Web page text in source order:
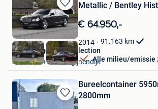
Bewaren
in
Mijn
Favorieten
Metallic / Bentley
€ 64.950,-
2014 91.163 km
Alle milieu/emissie
ElsenBergen Car Collection
Aarschot + Deel Begijnendijk
Bewaren
Bureelcontainer
2800mm